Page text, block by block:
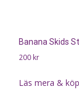
Banana Skids
200 kr
Läs mera & köp